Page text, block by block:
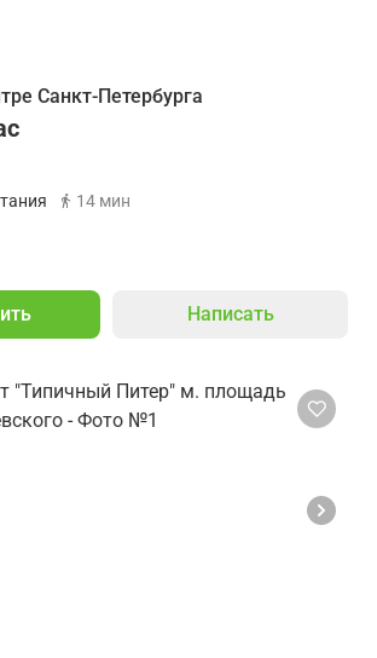
Санкт-Петербурга
14 мин
Написать